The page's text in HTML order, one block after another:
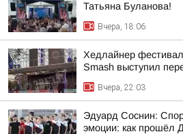
Татьяна Буланова!
Вчера, 18:06
Хедлайнер
Smash выступил
Вчера, 22:03
Эдуард Соснин:
эмоции: как прошёл